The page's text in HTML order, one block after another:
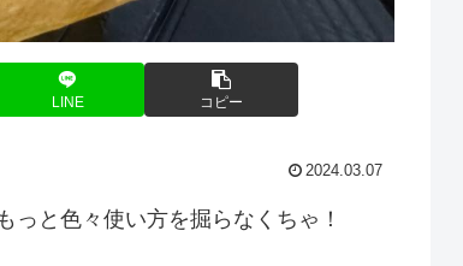
LINE コピー
2024.03.07
と色々使い方を掘らなくちゃ！